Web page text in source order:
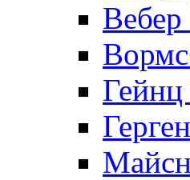
Вебер